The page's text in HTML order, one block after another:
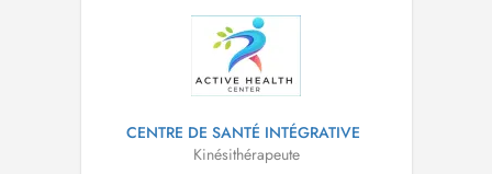
Parking privé pour mes patient...
CENTRE DE SANTÉ INTÉGRATIVE
Kinésithérapeute